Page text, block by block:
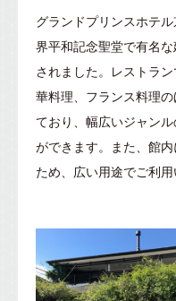
グランドプリンスホテ
界平和記念聖堂で有名
されました。 レストラ
華料理、フランス料理
ており、幅広いジャン
ができます。また、館
ため、広い用途でご利用